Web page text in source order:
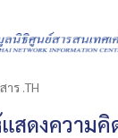
ร .TH
แสดงความคิ